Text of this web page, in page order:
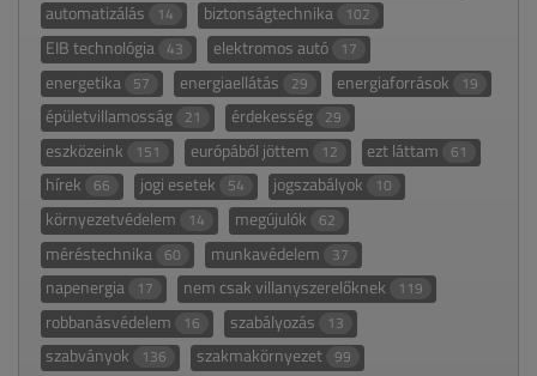
automatizálás 14 biztonságtechnika 102
EIB technológia 43 elektromos autó 17
energetika 57 energiaellátás 29 energiaforrások 19
épületvillamosság 21 érdekesség 29
eszközeink 151 európából jöttem 12 ezt láttam 61
hírek 66 jogi esetek 54 jogszabályok 10
környezetvédelem 14 megújulók 62
méréstechnika 60 munkavédelem 37
napenergia 17 nem csak villanyszerelőknek 119
robbanásvédelem 16 szabályozás 13
szabványok 136 szakmakörnyezet 99